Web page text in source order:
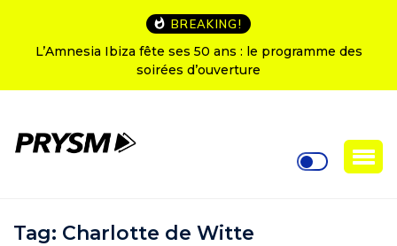
BREAKING!
L’Amnesia Ibiza fête ses 50 ans : le programme des
soirées d’ouverture
Tag: Charlotte de Witte